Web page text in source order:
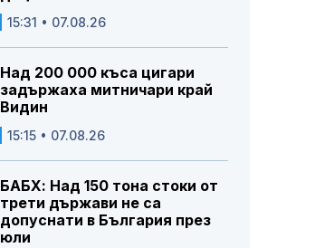
15:31 • 07.08.26
Над 200 000 къса цигари
задържаха митничари край
Видин
15:15 • 07.08.26
БАБХ: Над 150 тона стоки от
трети държави не са
допуснати в България през
юли